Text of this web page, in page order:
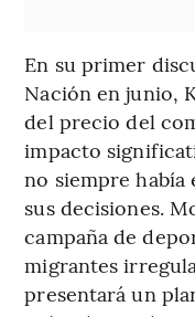
En su primer
Nación en junio,
del precio del
impacto
no siempre
sus decisiones.
campaña de
migrantes
presentará un